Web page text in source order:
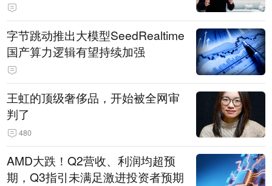
字节跳动推出大模型SeedRealtime
国产算力逻辑有望持续加强
王虹的顶级奢侈品，开始被全网审
判了
480
AMD大跌！Q2营收、利润均超预
期，Q3指引未满足激进投资者预期